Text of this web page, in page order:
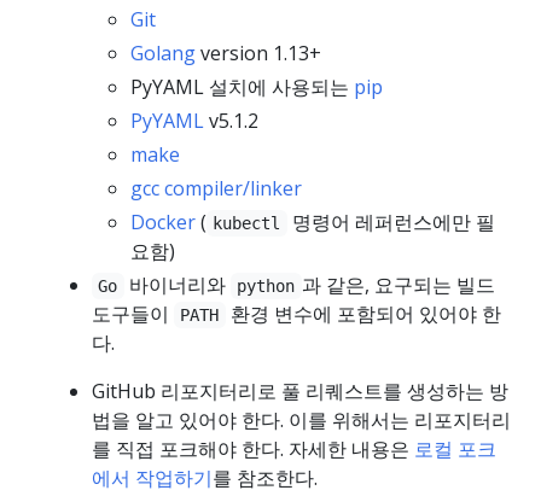
Git
Golangversion 1.13+
PyYAML 설치에 사용되는 pip
PyYAMLv5.1.2
make
gcc compiler/linker
Docker( kubectl
명령어 레퍼런스에만 필
요함)
Go 바이너리와 python 과 같은, 요구되는 빌드
도구들이
PATH
환경 변수에 포함되어 있어야 한
다.
GitHub 리포지터리로 풀 리퀘스트를 생성하는 방
법을 알고 있어야 한다. 이를 위해서는 리포지터리
를 직접 포크해야 한다. 자세한 내용은 로컬 포크
에서 작업하기를 참조한다.